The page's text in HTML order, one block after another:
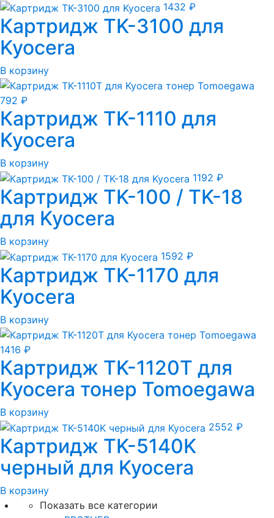
1432 ₽
Картридж TK-3100 для
Kyocera
В корзину
792 ₽
Картридж TK-1110 для
Kyocera
В корзину
1192 ₽
Картридж TK-100 / TK-18
для Kyocera
В корзину
1592 ₽
Картридж TK-1170 для
Kyocera
В корзину
1416 ₽
Картридж TK-1120T для
Kyocera тонер Tomoegawa
В корзину
2552 ₽
Картридж TK-5140K
черный для Kyocera
В корзину
Показать все категории